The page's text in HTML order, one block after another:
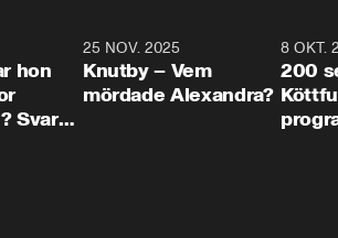
hon
Svar
31:05
25 NOV. 2025
Knutby – Vem
mördade Alexandra?
8 OKT.
200